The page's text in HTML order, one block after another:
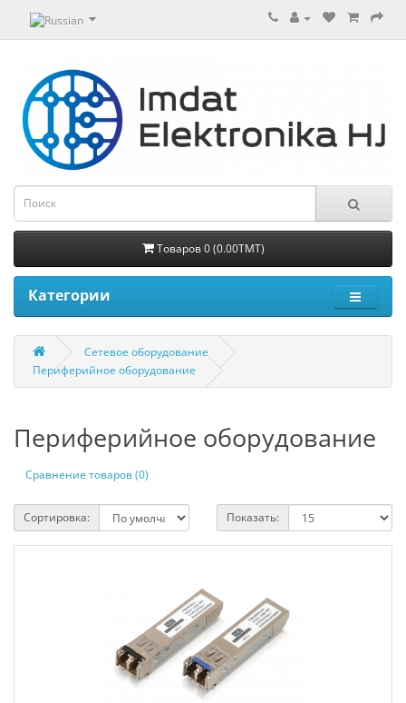
Товаров 0 (0.00TMT)
Категории
Сетевое оборудование
Периферийное оборудование
Периферийное оборудование
Сравнение товаров (0)
Сортировка: Показать: